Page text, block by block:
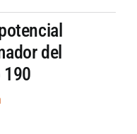
del
190